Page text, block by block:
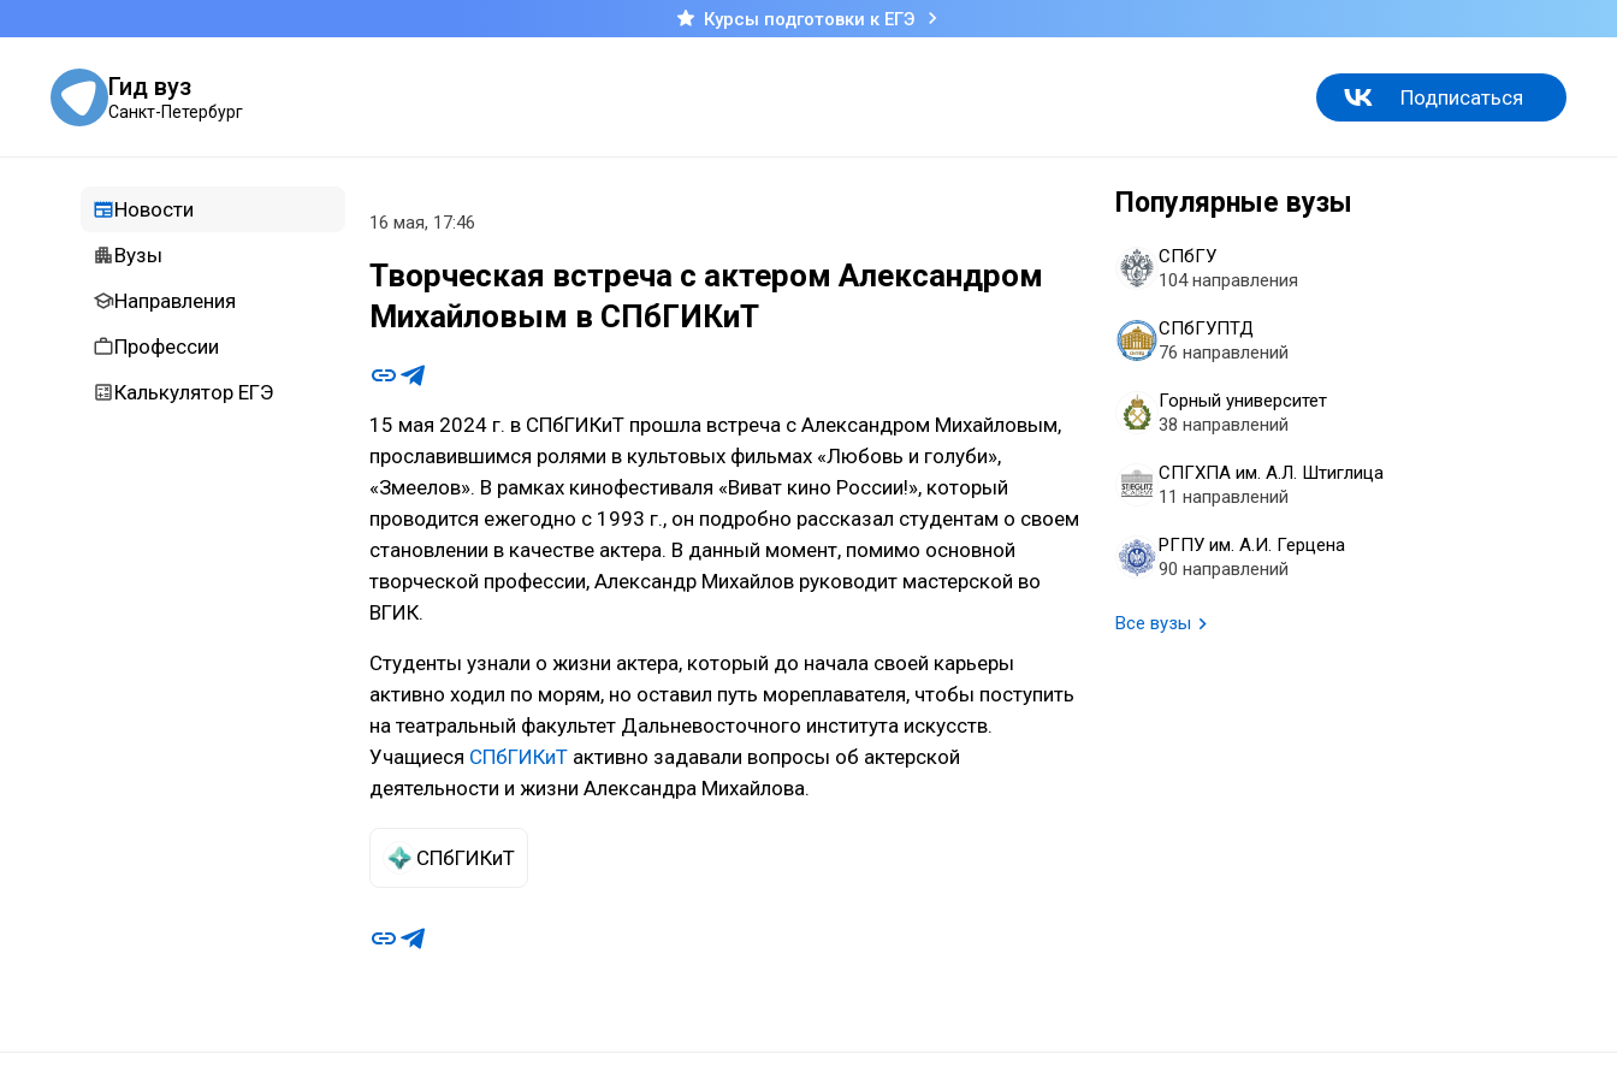
Курсы подготовки к ЕГЭ
Гид вуз
Санкт-Петербург
Подписаться
Новости
Вузы
Направления
Профессии
Калькулятор ЕГЭ
Популярные вузы
СПбГУ
104 направления
СПбГУПТД
76 направлений
Горный университет
38 направлений
СПГХПА им. А.Л. Штиглица
11 направлений
РГПУ им. А.И. Герцена
90 направлений
Все вузы
16 мая, 17:46
Творческая встреча с актером Александром
Михайловым в СПбГИКиТ
15 мая 2024 г. в СПбГИКиТ прошла встреча с Александром Михайловым,
прославившимся ролями в культовых фильмах «Любовь и голуби»,
«Змеелов». В рамках кинофестиваля «Виват кино России!», который
проводится ежегодно с 1993 г., он подробно рассказал студентам о своем
становлении в качестве актера. В данный момент, помимо основной
творческой профессии, Александр Михайлов руководит мастерской во
ВГИК.
Студенты узнали о жизни актера, который до начала своей карьеры
активно ходил по морям, но оставил путь мореплавателя, чтобы поступить
на театральный факультет Дальневосточного института искусств.
Учащиеся СПбГИКиТ активно задавали вопросы об актерской
деятельности и жизни Александра Михайлова.
СПбГИКиТ